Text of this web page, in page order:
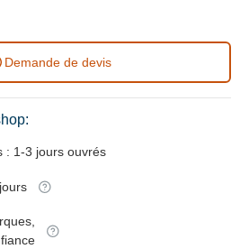
Demande de devis
: 1-3 jours ouvrés